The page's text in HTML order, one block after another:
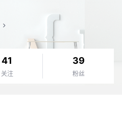
41
关注
39
粉丝